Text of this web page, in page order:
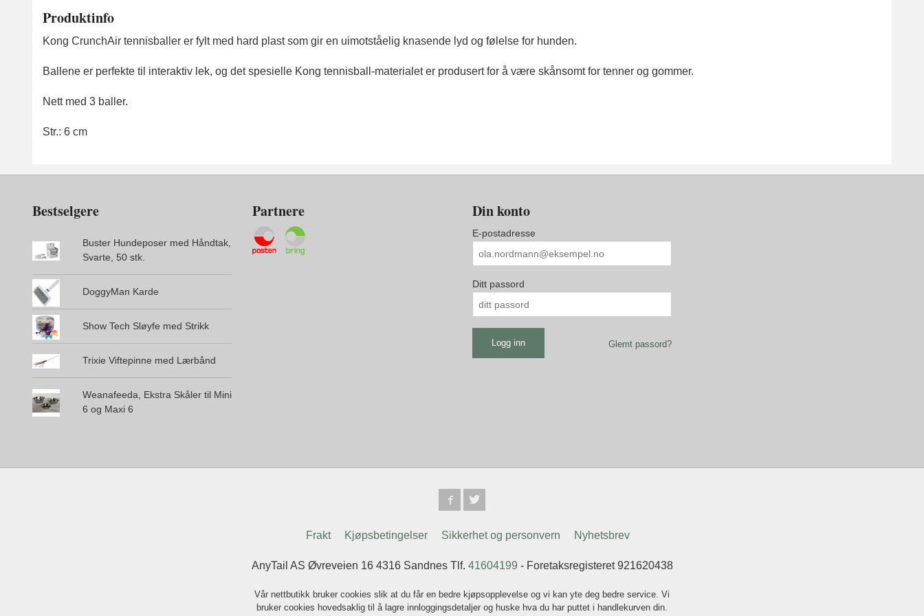
Produktinfo
Kong CrunchAir tennisballer er fylt med hard plast som gir en uimotståelig knasende lyd og følelse for hunden.
Ballene er perfekte til interaktiv lek, og det spesielle Kong tennisball-materialet er produsert for å være skånsomt for tenner og gommer.
Nett med 3 baller.
Str.: 6 cm
Bestselgere
Buster Hundeposer med Håndtak,
Svarte, 50 stk.
DoggyMan Karde
Show Tech Sløyfe med Strikk
Trixie Viftepinne med Lærbånd
Weanafeeda, Ekstra Skåler til Mini
6 og Maxi 6
Partnere Din konto
E-postadresse
Ditt passord
Glemt passord?
Frakt Kjøpsbetingelser Sikkerhet og personvern Nyhetsbrev
AnyTail AS Øvreveien 16 4316 Sandnes Tlf. 41604199 - Foretaksregisteret 921620438
Vår nettbutikk bruker cookies slik at du får en bedre kjøpsopplevelse og vi kan yte deg bedre service. Vi
bruker cookies hovedsaklig til å lagre innloggingsdetaljer og huske hva du har puttet i handlekurven din.